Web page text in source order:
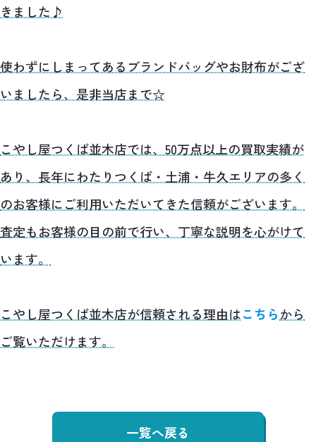
きました♪
使わずにしまってあるブランドバッグやお財布がござ
いましたら、是非当店まで☆
こやし屋つくば並木店では、50万点以上の買取実績が
あり、長年にわたりつくば・土浦・牛久エリアの多く
のお客様にご利用いただいてきた信頼がございます。
査定もお客様の目の前で行い、丁寧な説明を心がけて
います。
こやし屋つくば並木店が信頼される理由はこちらから
ご覧いただけます。
一覧へ戻る